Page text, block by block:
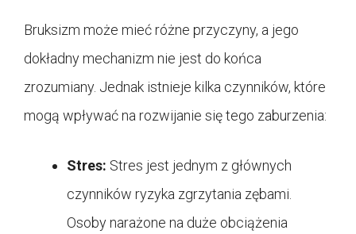
Bruksizm może mieć różne przyczyny, a jego
dokładny mechanizm nie jest do końca
zrozumiany. Jednak istnieje kilka czynników, które
mogą wpływać na rozwijanie się tego zaburzenia:
Stres: Stres jest jednym z głównych
czynników ryzyka zgrzytania zębami.
Osoby narażone na duże obciążenia